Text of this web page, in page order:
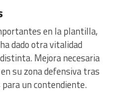
en la plantilla,
dado otra vitalidad
Mejora necesaria
su zona defensiva tras
un contendiente.